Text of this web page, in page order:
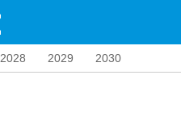
2028 2029 2030